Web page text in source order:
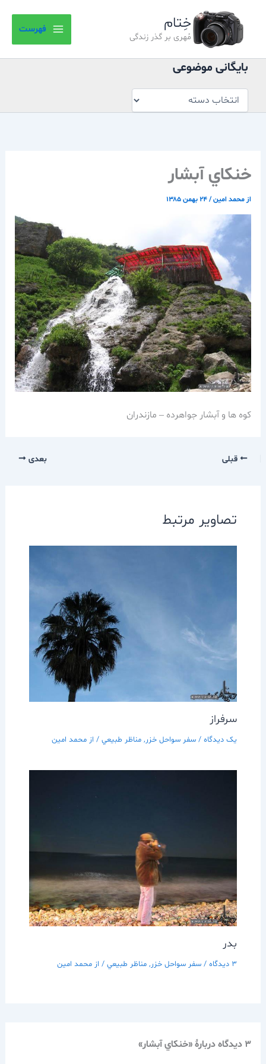
خِتام
مُهری بر گذر زندگی
فهرست
بایگانی موضوعی
موضوعی
خنكاي آبشار
از محمد امین/۲۴ بهمن ۱۳۸۵
كوه ها و آبشار جواهرده – مازندران
قبلی بعدی
تصاویر مرتبط
سرفراز
یک دیدگاه / سفر سواحل خزر, مناظر طبيعي/ از محمد امین
بدر
3 دیدگاه / سفر سواحل خزر, مناظر طبيعي/ از محمد امین
3 دیدگاه دربارهٔ «خنكاي آبشار»